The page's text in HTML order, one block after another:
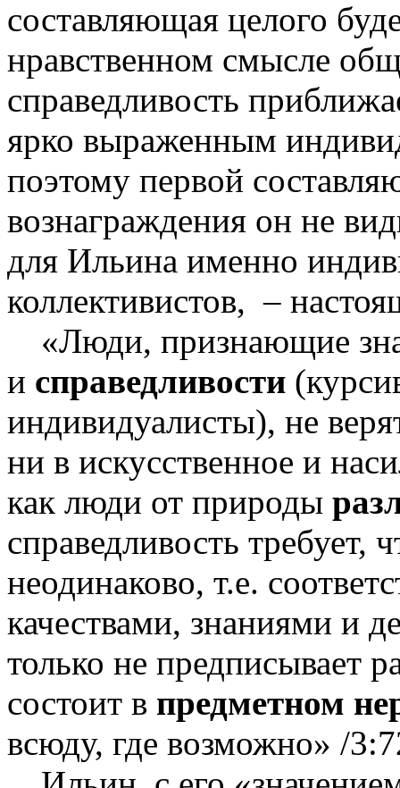
составляющая целого
нравственном смысле
справедливость
ярко выраженным
поэтому первой
вознаграждения он не
для Ильина именно
коллективистов, –
«Люди, признающие
и справедливости
индивидуалисты), не
ни в искусственное и
как люди от природы
справедливость
неодинаково, т.е.
качествами, знаниями и
только не предписывает
состоит в предметном
всюду, где возможно» /